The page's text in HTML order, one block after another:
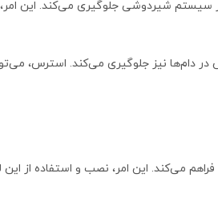
در سیستم شیردوشی جلوگیری می‌کند. این
در دام‌ها نیز جلوگیری می‌کند. استرس،
می‌کند. این امر، نصب و استفاده از این